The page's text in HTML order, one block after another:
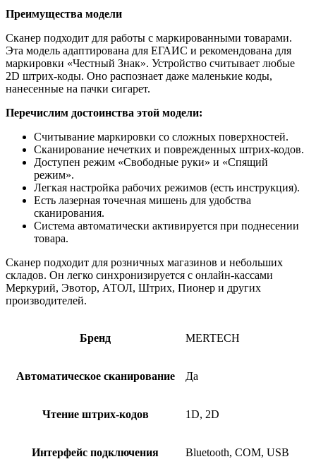
Преимущества модели
Сканер подходит для работы с маркированными товарами.
Эта модель адаптирована для ЕГАИС и рекомендована для
маркировки «Честный Знак». Устройство считывает любые
2D штрих-коды. Оно распознает даже маленькие коды,
нанесенные на пачки сигарет.
Перечислим достоинства этой модели:
Считывание маркировки со сложных поверхностей.
Сканирование нечетких и поврежденных штрих-кодов.
Доступен режим «Свободные руки» и «Спящий
режим».
Легкая настройка рабочих режимов (есть инструкция).
Есть лазерная точечная мишень для удобства
сканирования.
Система автоматически активируется при поднесении
товара.
Сканер подходит для розничных магазинов и небольших
складов. Он легко синхронизируется с онлайн-кассами
Меркурий, Эвотор, АТОЛ, Штрих, Пионер и других
производителей.
Бренд MERTECH
Автоматическое сканирование Да
Чтение штрих-кодов 1D, 2D
Интерфейс подключения Bluetooth, COM, USB